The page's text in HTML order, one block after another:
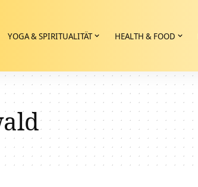
YOGA & SPIRITUALITÄT HEALTH & FOOD